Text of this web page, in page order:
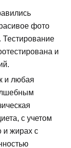
фото
Тестирование
и
и любая
с учетом
и жирах с